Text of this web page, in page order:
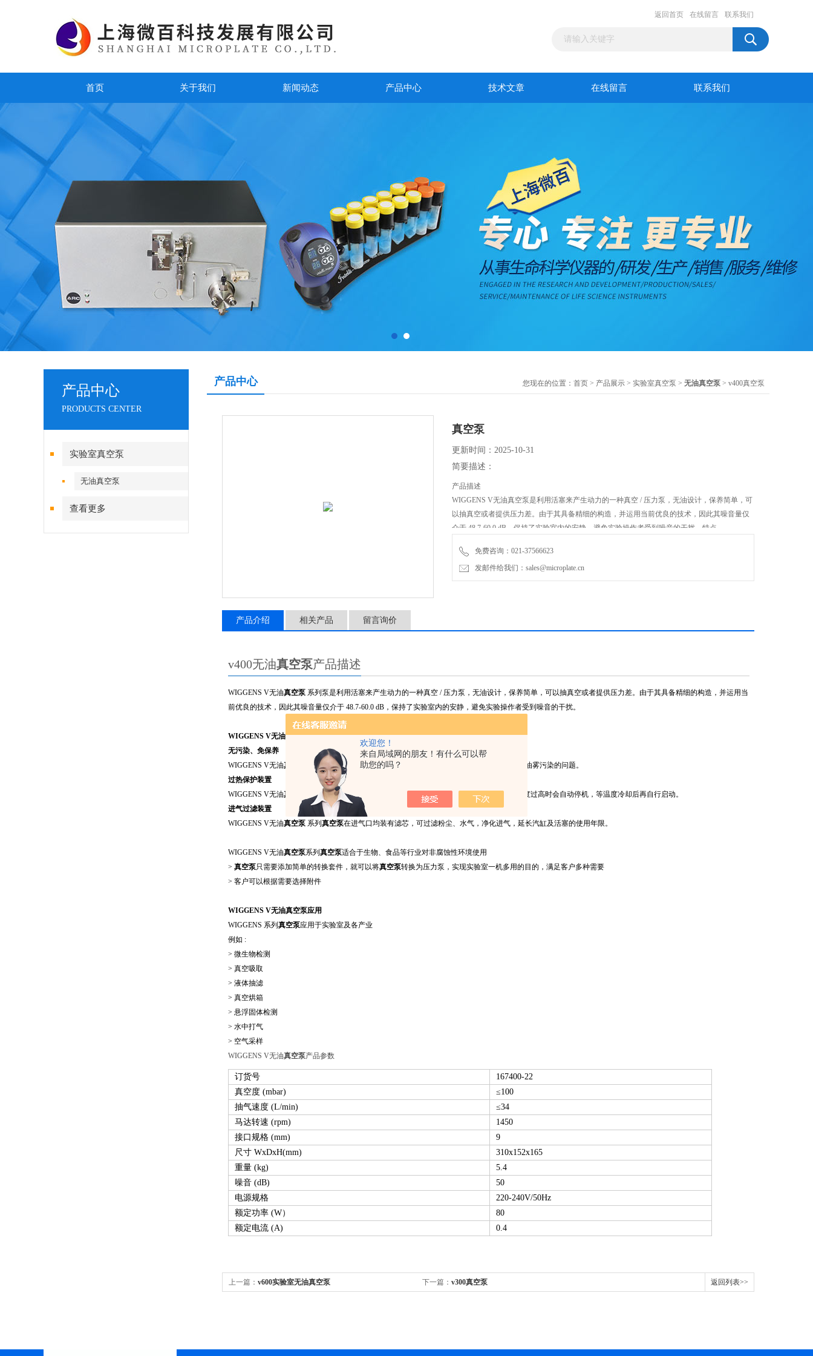
欢迎您！
来自局域网的朋友！有什么可以帮
助您的吗？
返回首页 在线留言 联系我们
首页 关于我们 新闻动态 产品中心 技术文章 在线留言 联系我们
产品中心
PRODUCTS CENTER
实验室真空泵
无油真空泵
查看更多
产品中心 您现在的位置： 首页 > 产品展示 > 实验室真空泵 > 无油真空泵 > v400真空泵
真空泵
更新时间：2025-10-31
简要描述：
产品描述
WIGGENS V无油真空泵是利用活塞来产生动力的一种真空 / 压力泵，无油设计，保养简单，可
以抽真空或者提供压力差。由于其具备精细的构造，并运用当前优良的技术，因此其噪音量仅
介于 48.7-60.0 dB，保持了实验室内的安静，避免实验操作者受到噪音的干扰。特点
也无油雾污染的问题。
免费咨询：021-37566623
发邮件给我们：sales@microplate.cn
产品介绍 相关产品 留言询价
v400无油真空泵产品描述
WIGGENS V无油真空泵 系列泵是利用活塞来产生动力的一种真空 / 压力泵，无油设计，保养简单，可以抽真空或者提供压力差。由于其具备精细的构造，并运用当
前优良的技术，因此其噪音量仅介于 48.7-60.0 dB，保持了实验室内的安静，避免实验操作者受到噪音的干扰。
WIGGENS V无油真空泵特点
无污染、免保养
WIGGENS V无油真空泵 系列真空泵利用活塞作动原理，无油设计，不需定期添油保养，也无油雾污染的问题。
过热保护装置
WIGGENS V无油真空泵 系列 真空泵 每个机种在马达内部均装有过热保护装置，当机体内部温度过高时会自动停机，等温度冷却后再自行启动。
进气过滤装置
WIGGENS V无油真空泵 系列 真空泵在进气口均装有滤芯，可过滤粉尘、水气，净化进气，延长汽缸及活塞的使用年限。
WIGGENS V无油真空泵系列 真空泵适合于生物、食品等行业对非腐蚀性环境使用
> 真空泵只需要添加简单的转换套件，就可以将真空泵转换为压力泵，实现实验室一机多用的目的，满足客户多种需要
> 客户可以根据需要选择附件
WIGGENS V无油真空泵应用
WIGGENS 系列 真空泵应用于实验室及各产业
例如 :
> 微生物检测
> 真空吸取
> 液体抽滤
> 真空烘箱
> 悬浮固体检测
> 水中打气
> 空气采样
WIGGENS V无油真空泵产品参数
订货号
167400-22
真空度 (mbar)
≤100
抽气速度 (L/min)
≤34
马达转速 (rpm)
1450
接口规格 (mm)
9
尺寸 WxDxH(mm)
310x152x165
重量 (kg)
5.4
噪音 (dB)
50
电源规格
220-240V/50Hz
额定功率 (W）
80
额定电流 (A)
0.4
上一篇： v600实验室无油真空泵 下一篇： v300真空泵 返回列表>>